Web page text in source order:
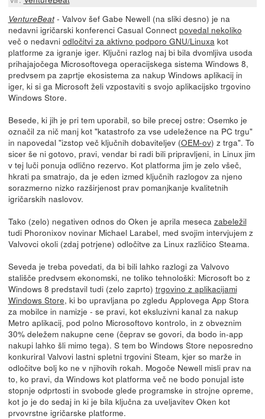
VentureBeat- Valvov šef Gabe Newell (na sliki desno) je na
nedavni igričarski konferenci Casual Connect povedal nekoliko
več o nedavni odločitvi za aktivno podporo GNU/Linuxa kot
platforme za igranje iger. Ključni razlog naj bi bila dvomljiva usoda
prihajajočega Microsoftovega operacijskega sistema Windows 8,
predvsem pa zaprtje ekosistema za nakup Windows aplikacij in
iger, ki si ga Microsoft želi vzpostaviti s svojo aplikacijsko trgovino
Windows Store.
Besede, ki jih je pri tem uporabil, so bile precej ostre: Osemko je
označil za nič manj kot "katastrofo za vse udeležence na PC trgu"
in napovedal "izstop več ključnih dobaviteljev (OEM-ov) z trga". To
sicer še ni gotovo, pravi, vendar bi radi bili pripravljeni, in Linux jim
v tej luči ponuja odlično rezervo. Kot platforma jim je zelo všeč,
hkrati pa smatrajo, da je eden izmed ključnih razlogov za njeno
sorazmerno nizko razširjenost prav pomanjkanje kvalitetnih
igričarskih naslovov.
Tako (zelo) negativen odnos do Oken je aprila meseca zabeležil
tudi Phoronixov novinar Michael Larabel, med svojim intervjujem z
Valvovci okoli (zdaj potrjene) odločitve za Linux različico Steama.
Seveda je treba povedati, da bi bili lahko razlogi za Valvovo
stališče predvsem ekonomski, ne toliko tehnološki: Microsoft bo z
Windows 8 predstavil tudi (zelo zaprto) trgovino z aplikacijami
Windows Store, ki bo upravljana po zgledu Applovega App Stora
za mobilce in namizje - se pravi, kot eksluzivni kanal za nakup
Metro aplikacij, pod polno Microsoftovo kontrolo, in z obveznim
30% deležem nakupne cene (čeprav se govori, da bodo in-app
nakupi lahko šli mimo tega). S tem bo Windows Store neposredno
konkuriral Valvovi lastni spletni trgovini Steam, kjer so marže in
odločitve bolj ko ne v njihovih rokah. Mogoče Newell misli prav na
to, ko pravi, da Windows kot platforma več ne bodo ponujal iste
stopnje odprtosti in svobode glede programske in strojne opreme,
kot jo je do sedaj in ki je bila ključna za uveljavitev Oken kot
prvovrstne igričarske platforme.